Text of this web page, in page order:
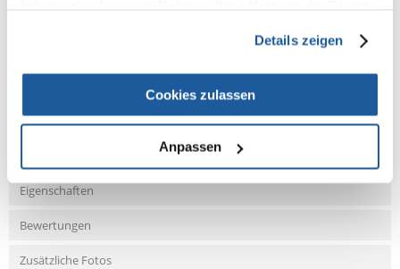
Details zeigen
Cookies zulassen
Anpassen
Fragen und Antworten (FAQ)
Eigenschaften
Bewertungen
Zusätzliche Fotos